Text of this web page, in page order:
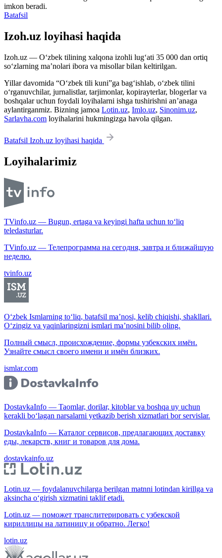
imkon beradi.
Batafsil
Izoh.uz loyihasi haqida
Izoh.uz — O‘zbek tilining xalqona izohli lug‘ati 35 000 dan ortiq
so‘zlarning ma’nolari ibora va misollar bilan keltirilgan.
Yillar davomida “O‘zbek tili kuni”ga bag‘ishlab, o‘zbek tilini
o‘rganuvchilar, jurnalistlar, tarjimonlar, kopirayterlar, blogerlar va
boshqalar uchun foydali loyihalarni ishga tushirishni an’anaga
aylantirganmiz. Bizning jamoa Lotin.uz, Imlo.uz, Sinonim.uz,
Sarlavha.com loyihalarini hukmingizga havola qilgan.
Batafsil Izoh.uz loyihasi haqida
Loyihalarimiz
TVinfo.uz — Bugun, ertaga va keyingi hafta uchun to‘liq
teledasturlar.
TVinfo.uz — Телепрограмма на сегодня, завтра и ближайшую
неделю.
tvinfo.uz
O‘zbek Ismlarning to‘liq, batafsil ma’nosi, kelib chiqishi, shakllari.
O‘zingiz va yaqinlaringizni ismlari ma’nosini bilib oling.
Полный смысл, происхождение, формы узбекских имён.
Узнайте смысл своего имени и имён близких.
ismlar.com
DostavkaInfo — Taomlar, dorilar, kitoblar va boshqa uy uchun
kerakli bo‘lagan narsalarni yetkazib berish xizmatlari bor servislar.
DostavkaInfo — Каталог сервисов, предлагающих доставку
еды, лекарств, книг и товаров для дома.
dostavkainfo.uz
Lotin.uz — foydalanuvchilarga berilgan matnni lotindan kirillga va
aksincha o‘girish xizmatini taklif etadi.
Lotin.uz — поможет транслитерировать с узбекской
кириллицы на латиницу и обратно. Легко!
lotin.uz